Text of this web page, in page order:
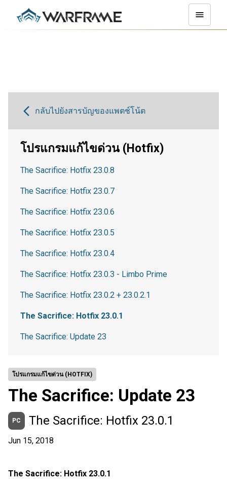
โปรแกรมแก้ไขด่วน (HOTFIX)
The Sacrifice: Update 23
PC The Sacrifice: Hotfix 23.0.1
Jun 15, 2018
The Sacrifice: Hotfix 23.0.1
กลับไปยังสารบัญของแพตช์โน้ต
โปรแกรมแก้ไขด่วน (Hotfix)
The Sacrifice: Hotfix 23.0.8
The Sacrifice: Hotfix 23.0.7
The Sacrifice: Hotfix 23.0.6
The Sacrifice: Hotfix 23.0.5
The Sacrifice: Hotfix 23.0.4
The Sacrifice: Hotfix 23.0.3 - Limbo Prime
The Sacrifice: Hotfix 23.0.2 + 23.0.2.1
The Sacrifice: Hotfix 23.0.1
The Sacrifice: Update 23